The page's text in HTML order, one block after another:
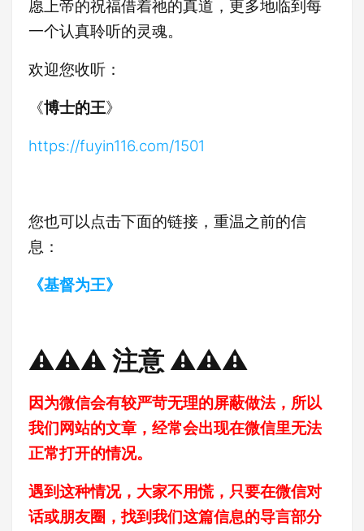
愿上帝的祝福借着祂的真道，更多地临到每
一个认真聆听的灵魂。
欢迎您收听：
《博士的王》
https://fuyin116.com/1501
您也可以点击下面的链接，重温之前的信
息：
《基督为王》
⚠️⚠️⚠️ 注意 ⚠️⚠️⚠️
因为微信会有较严苛无理的屏蔽做法，所以
我们网站的文章，经常会出现在微信里无法
正常打开的情况。
遇到这种情况，大家不用慌，只要在微信对
话或朋友圈，找到我们这篇信息的导言部分